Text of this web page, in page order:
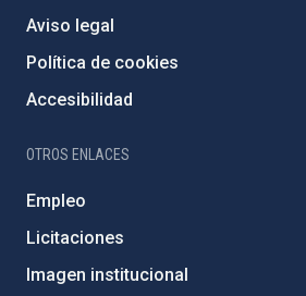
Aviso legal
Política de cookies
Accesibilidad
OTROS ENLACES
Empleo
Licitaciones
Imagen institucional